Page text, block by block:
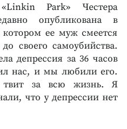
Park» Честера
опубликована в
ее муж смеется
своего самоубийства.
депрессия за 36 часов
нас, и мы любили его.
за всю жизнь. Я
что у депрессии нет